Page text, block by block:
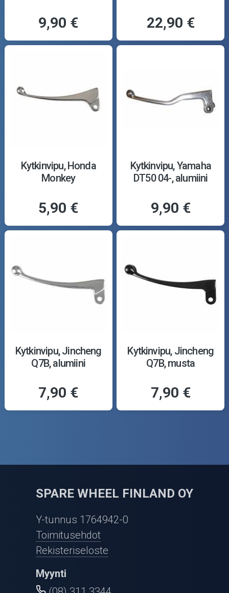
9,90 € 22,90 €
Kytkinvipu, Honda
Monkey
5,90 €
Kytkinvipu, Yamaha
DT50 04-, alumiini
9,90 €
Kytkinvipu, Jincheng
Q7B, alumiini
7,90 €
Kytkinvipu, Jincheng
Q7B, musta
7,90 €
SPARE WHEEL FINLAND OY
Y-tunnus 1764942-0
Toimitusehdot
Rekisteriseloste
Myynti